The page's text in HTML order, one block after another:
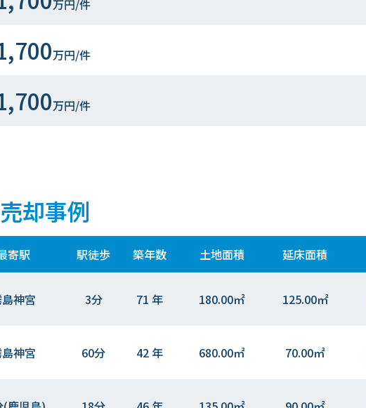
万円/件
万円/件
万円/件
却事例
寄駅 駅徒歩 築年数 土地面積 延床面積
神宮 3分 71 年 180.00㎡ 125.00㎡
神宮 60分 42 年 680.00㎡ 70.00㎡